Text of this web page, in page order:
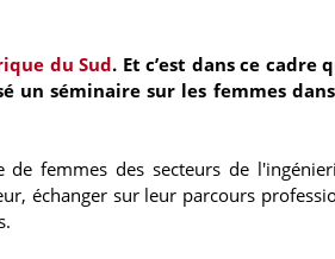
du Sud. Et c’est dans ce cadre
un séminaire sur les femmes
femmes des secteurs de
échanger sur leur parcours